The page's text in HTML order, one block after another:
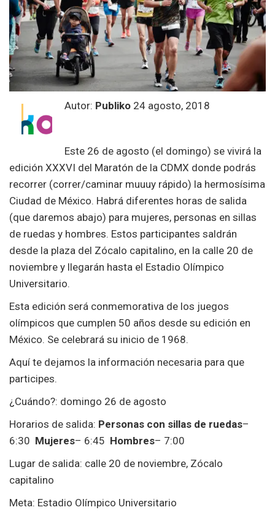
Autor: Publiko 24 agosto, 2018
Este 26 de agosto (el domingo) se vivirá la
edición XXXVI del Maratón de la CDMX donde podrás
recorrer (correr/caminar muuuy rápido) la hermosísima
Ciudad de México. Habrá diferentes horas de salida
(que daremos abajo) para mujeres, personas en sillas
de ruedas y hombres. Estos participantes saldrán
desde la plaza del Zócalo capitalino, en la calle 20 de
noviembre y llegarán hasta el Estadio Olímpico
Universitario.
Esta edición será conmemorativa de los juegos
olímpicos que cumplen 50 años desde su edición en
México. Se celebrará su inicio de 1968.
Aquí te dejamos la información necesaria para que
participes.
¿Cuándo?: domingo 26 de agosto
Horarios de salida: Personas con sillas de ruedas–
6:30 Mujeres– 6:45 Hombres– 7:00
Lugar de salida: calle 20 de noviembre, Zócalo
capitalino
Meta: Estadio Olímpico Universitario